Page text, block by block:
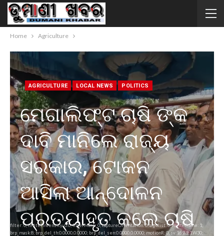
Home Agriculture
AGRICULTURE LOCAL NEWS POLITICS
ମେଗାଲିଫ୍ଟ ଚାଷି ଙ୍କ
ଦାବି ମାନିଲେ ରାଜ୍ୟ
ସରକାର, ଟୋକନ
ଆସିଲା ଆନ୍ଦୋଳନ
ପ୍ରତ୍ୟାହୃତ କଲେ ଚାଷି
filter: 0; fileterIntensity: 0.0; filterMask: 0; captureOrientation: 0; algolist: 0; multi-frame: 1;
brp_mask:8; brp_del_th:0.0000,0.0000; brp_del_sen:0.0000,0.0000; motionR: 0; sv:16.2.9.1.W30;